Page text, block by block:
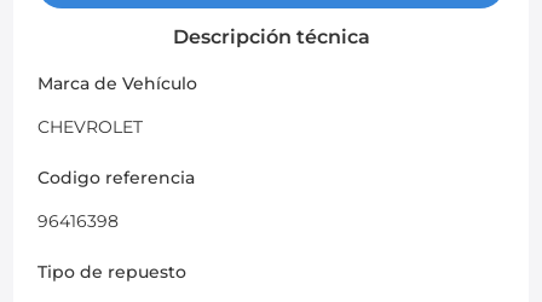
Descripción técnica
Marca de Vehículo
CHEVROLET
Codigo referencia
96416398
Tipo de repuesto